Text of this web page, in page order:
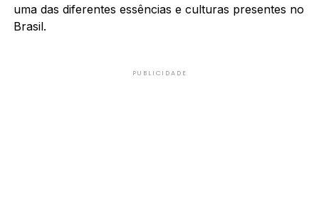
uma das diferentes essências e culturas presentes no
Brasil.
PUBLICIDADE